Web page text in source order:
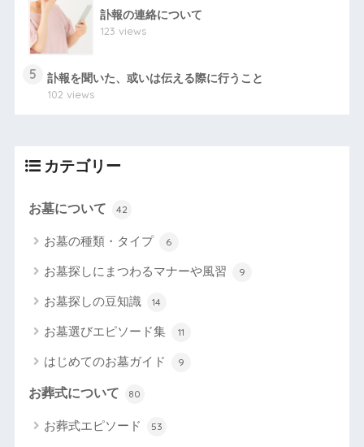
訃報の連絡について
123 views
5
訃報を聞いた、或いは伝える際に行うこと
102 views
カテゴリー
お墓について 42
お墓の種類・タイプ 6
お墓探しにまつわるマナーや風習 9
お墓探しの豆知識 14
お墓選びエピソード集 11
はじめてのお墓ガイド 9
お葬式について 80
お葬式エピソード 53